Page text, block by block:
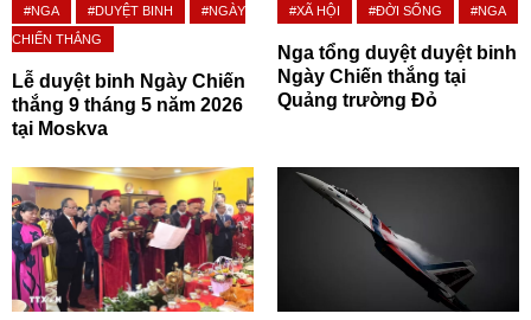
#NGA #DUYỆT BINH
#NGÀY
CHIẾN THẮNG
Lễ duyệt binh Ngày Chiến
thắng 9 tháng 5 năm 2026
tại Moskva
#XÃ HỘI #ĐỜI SỐNG #NGA
Nga tổng duyệt duyệt binh
Ngày Chiến thắng tại
Quảng trường Đỏ